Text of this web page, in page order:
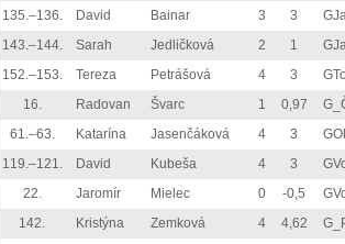
135.–136. David Bainar 3 3
143.–144.
Sarah Jedličková 2 1
152.–153.
Tereza Petrášová 4 3
16.
Radovan Švarc 1 0,97
61.–63.
Katarína Jasenčáková 4 3
119.–121.
David Kubeša 4 3
22.
Jaromír Mielec 0 -0,5
142.
Kristýna Zemková 4 4,62